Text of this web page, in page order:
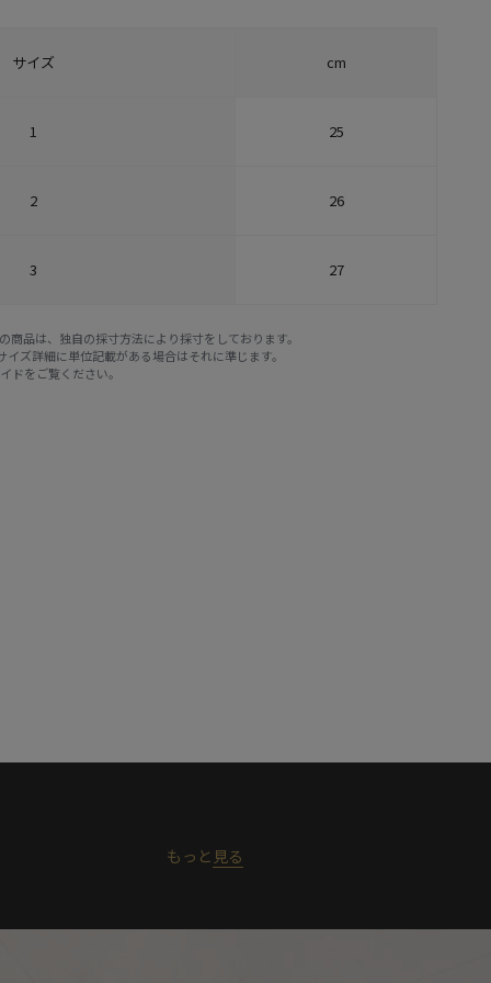
サイズ cm
1 25
2 26
3 27
商品は、独自の採寸方法により採寸をしております。
ズ詳細に単位記載がある場合はそれに準じます。
ドをご覧ください。
もっと 見る